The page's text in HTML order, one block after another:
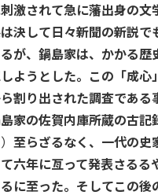
激されて急に藩出身の
決して日々新聞の新説
が、鍋島家は、かかる
ようとした。この「成
割り出された調査であ
家の佐賀内庫所蔵の古記
至らざるなく、一代の史
六年に亙って発表さる
に至った。そしてこの